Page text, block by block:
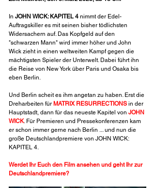
In JOHN WICK: KAPITEL 4 nimmt der Edel-
Auftragskiller es mit seinen bisher tödlichsten
Widersachern auf. Das Kopfgeld auf den
"schwarzen Mann" wird immer höher und John
Wick zieht in einen weltweiten Kampf gegen die
mächtigsten Spieler der Unterwelt. Dabei führt ihn
die Reise von New York über Paris und Osaka bis
eben Berlin.
Und Berlin scheit es ihm angetan zu haben. Erst die
Dreharbeiten für MATRIX RESURRECTIONS in der
Hauptstadt, dann für das neueste Kapitel von JOHN
WICK. Für Premieren und Pressekonferenzen kam
er schon immer gerne nach Berlin ... und nun die
große Deutschlandpremiere von JOHN WICK:
KAPITEL 4.
Werdet Ihr Euch den Film ansehen und geht Ihr zur
Deutschlandpremiere?